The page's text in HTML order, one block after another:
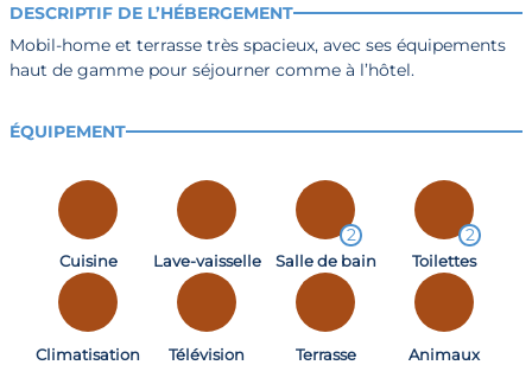
DESCRIPTIF DE L’HÉBERGEMENT
Mobil-home et terrasse très spacieux, avec ses équipements
haut de gamme pour séjourner comme à l’hôtel.
ÉQUIPEMENT
Cuisine Lave-vaisselle
2
Salle de bain
2
Toilettes
Climatisation Télévision Terrasse
Animaux